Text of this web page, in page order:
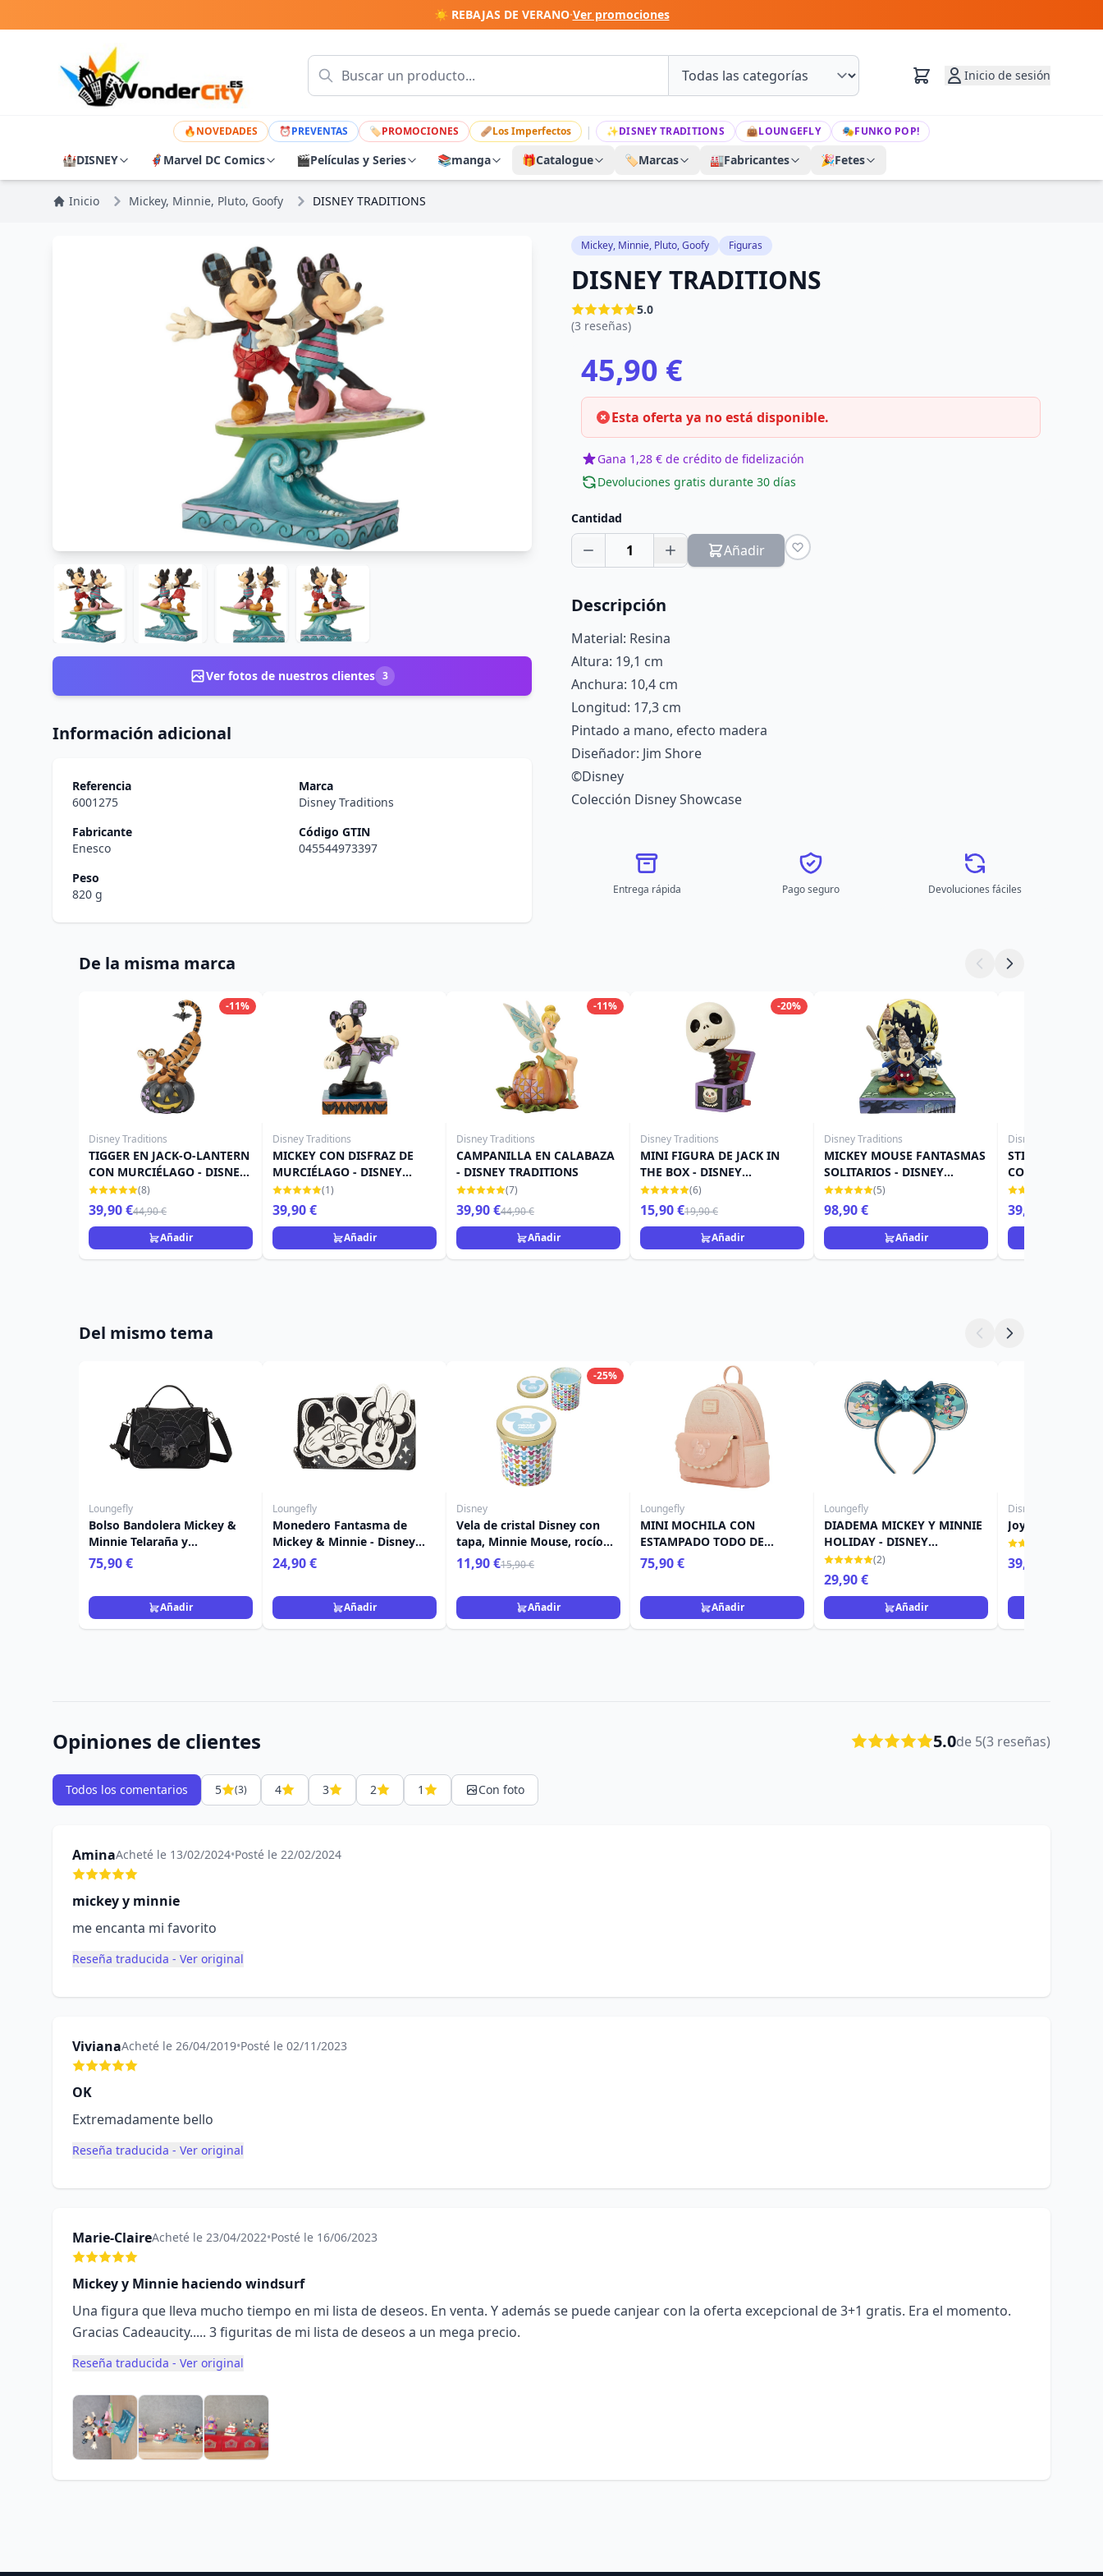
☀️ REBAJAS DE VERANO·Ver promociones
Inicio de sesión
🔥NOVEDADES ⏰PREVENTAS 🏷PROMOCIONES 🩹Los Imperfectos | ✨DISNEY TRADITIONS 👜LOUNGEFLY 🎭FUNKO POP!
🏰DISNEY 🦸 Marvel DC Comics 🎬Películas y Series 📚manga 🎁Catalogue 🏷️Marcas 🏭Fabricantes 🎉Fetes
Inicio Mickey, Minnie, Pluto, Goofy DISNEY TRADITIONS
Ver fotos de nuestros clientes 3
Información adicional
Referencia
6001275
Marca
Disney Traditions
Fabricante
Enesco
Código GTIN
045544973397
Peso
820 g
Mickey, Minnie, Pluto, Goofy Figuras
DISNEY TRADITIONS
5.0
(3 reseñas)
45,90 €
Esta oferta ya no está disponible.
Gana 1,28 € de crédito de fidelización
Devoluciones gratis durante 30 días
Cantidad
1 Añadir
Descripción
Material: Resina
Altura: 19,1 cm
Anchura: 10,4 cm
Longitud: 17,3 cm
Pintado a mano, efecto madera
Diseñador: Jim Shore
©Disney
Colección Disney Showcase
Entrega rápida Pago seguro Devoluciones fáciles
De la misma marca
-11%
Disney Traditions
TIGGER EN JACK-O-LANTERN
CON MURCIÉLAGO - DISNEY
TRADITIONS
(8)
39,90 €44,90 €
Añadir
Disney Traditions
MICKEY CON DISFRAZ DE
MURCIÉLAGO - DISNEY
TRADITIONS
(1)
39,90 €
Añadir
-11%
Disney Traditions
CAMPANILLA EN CALABAZA
- DISNEY TRADITIONS
(7)
39,90 €44,90 €
Añadir
-20%
Disney Traditions
MINI FIGURA DE JACK IN
THE BOX - DISNEY
TRADITIONS
(6)
15,90 €19,90 €
Añadir
Disney Traditions
MICKEY MOUSE FANTASMAS
SOLITARIOS - DISNEY
TRADITIONS
(5)
98,90 €
Añadir
Disney Traditions
STITCH COMO
CON JACK-O-
DISNEY
39,90 €
Del mismo tema
Loungefly
Bolso Bandolera Mickey &
Minnie Telaraña y
Murciélagos - Disney
Loungefly
75,90 €
Añadir
Loungefly
Monedero Fantasma de
Mickey & Minnie - Disney
Loungefly
24,90 €
Añadir
-25%
Disney
Vela de cristal Disney con
tapa, Minnie Mouse, rocío
marino y coco
11,90 €15,90 €
Añadir
Loungefly
MINI MOCHILA CON
ESTAMPADO TODO DE
MICKEY Y AMIGOS - DISNEY
LOUNGEFLY
75,90 €
Añadir
Loungefly
DIADEMA MICKEY Y MINNIE
HOLIDAY - DISNEY
LOUNGEFLY
(2)
29,90 €
Añadir
Disney
Joyero de
39,90 €
Opiniones de clientes 5.0de 5(3 reseñas)
Todos los comentarios 5 (3) 4 3 2 1 Con foto
AminaAcheté le 13/02/2024•Posté le 22/02/2024
mickey y minnie
me encanta mi favorito
Reseña traducida - Ver original
VivianaAcheté le 26/04/2019•Posté le 02/11/2023
OK
Extremadamente bello
Reseña traducida - Ver original
Marie-ClaireAcheté le 23/04/2022•Posté le 16/06/2023
Mickey y Minnie haciendo windsurf
Una figura que lleva mucho tiempo en mi lista de deseos. En venta. Y además se puede canjear con la oferta excepcional de 3+1 gratis. Era el momento.
Gracias Cadeaucity..... 3 figuritas de mi lista de deseos a un mega precio.
Reseña traducida - Ver original